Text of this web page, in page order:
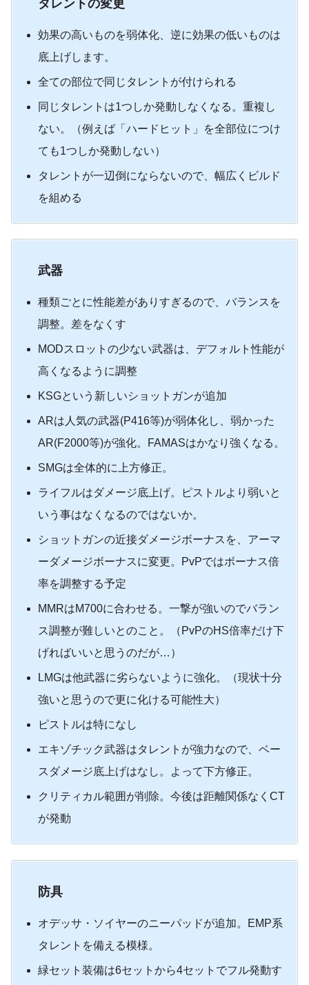
タレントの変更
効果の高いものを弱体化、逆に効果の低いものは
底上げします。
全ての部位で同じタレントが付けられる
同じタレントは1つしか発動しなくなる。重複し
ない。（例えば「ハードヒット」を全部位につけ
ても1つしか発動しない）
タレントが一辺倒にならないので、幅広くビルド
を組める
武器
種類ごとに性能差がありすぎるので、バランスを
調整。差をなくす
MODスロットの少ない武器は、デフォルト性能が
高くなるように調整
KSGという新しいショットガンが追加
ARは人気の武器(P416等)が弱体化し、弱かった
AR(F2000等)が強化。FAMASはかなり強くなる。
SMGは全体的に上方修正。
ライフルはダメージ底上げ。ピストルより弱いと
いう事はなくなるのではないか。
ショットガンの近接ダメージボーナスを、アーマ
ーダメージボーナスに変更。PvPではボーナス倍
率を調整する予定
MMRはM700に合わせる。一撃が強いのでバラン
ス調整が難しいとのこと。（PvPのHS倍率だけ下
げればいいと思うのだが…）
LMGは他武器に劣らないように強化。（現状十分
強いと思うので更に化ける可能性大）
ピストルは特になし
エキゾチック武器はタレントが強力なので、ベー
スダメージ底上げはなし。よって下方修正。
クリティカル範囲が削除。今後は距離関係なくCT
が発動
防具
オデッサ・ソイヤーのニーパッドが追加。EMP系
タレントを備える模様。
緑セット装備は6セットから4セットでフル発動す